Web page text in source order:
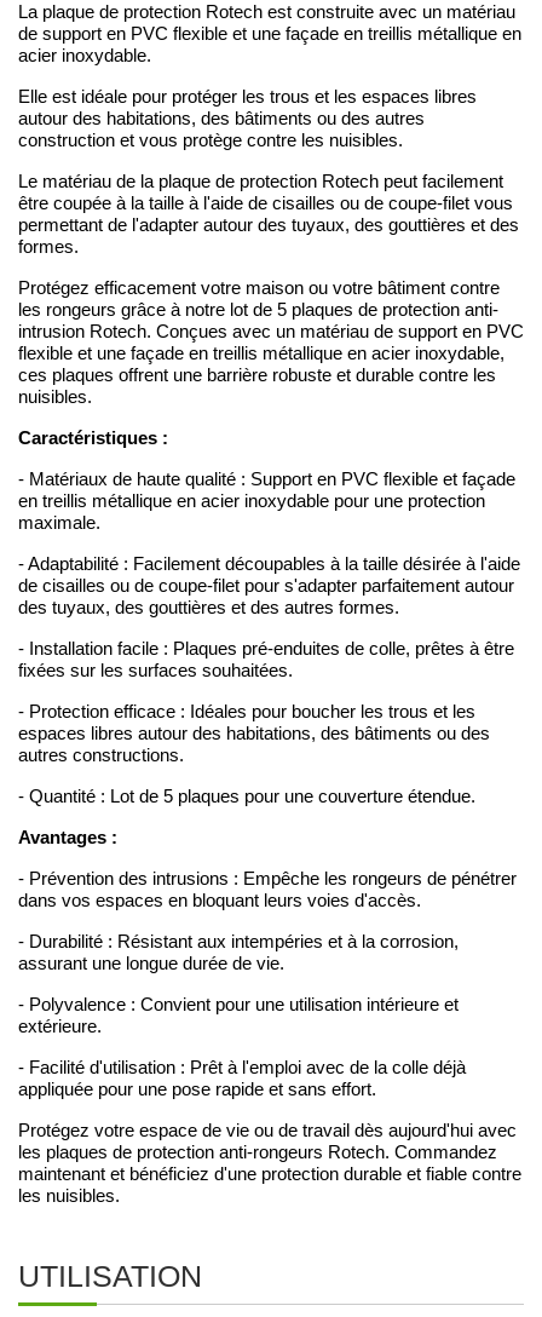
La plaque de protection Rotech est construite avec un matériau
de support en PVC flexible et une façade en treillis métallique en
acier inoxydable.
Elle est idéale pour protéger les trous et les espaces libres
autour des habitations, des bâtiments ou des autres
construction et vous protège contre les nuisibles.
Le matériau de la plaque de protection Rotech peut facilement
être coupée à la taille à l'aide de cisailles ou de coupe-filet vous
permettant de l'adapter autour des tuyaux, des gouttières et des
formes.
Protégez efficacement votre maison ou votre bâtiment contre
les rongeurs grâce à notre lot de 5 plaques de protection anti-
intrusion Rotech. Conçues avec un matériau de support en PVC
flexible et une façade en treillis métallique en acier inoxydable,
ces plaques offrent une barrière robuste et durable contre les
nuisibles.
Caractéristiques :
- Matériaux de haute qualité : Support en PVC flexible et façade
en treillis métallique en acier inoxydable pour une protection
maximale.
- Adaptabilité : Facilement découpables à la taille désirée à l'aide
de cisailles ou de coupe-filet pour s'adapter parfaitement autour
des tuyaux, des gouttières et des autres formes.
- Installation facile : Plaques pré-enduites de colle, prêtes à être
fixées sur les surfaces souhaitées.
- Protection efficace : Idéales pour boucher les trous et les
espaces libres autour des habitations, des bâtiments ou des
autres constructions.
- Quantité : Lot de 5 plaques pour une couverture étendue.
Avantages :
- Prévention des intrusions : Empêche les rongeurs de pénétrer
dans vos espaces en bloquant leurs voies d'accès.
- Durabilité : Résistant aux intempéries et à la corrosion,
assurant une longue durée de vie.
- Polyvalence : Convient pour une utilisation intérieure et
extérieure.
- Facilité d'utilisation : Prêt à l'emploi avec de la colle déjà
appliquée pour une pose rapide et sans effort.
Protégez votre espace de vie ou de travail dès aujourd'hui avec
les plaques de protection anti-rongeurs Rotech. Commandez
maintenant et bénéficiez d'une protection durable et fiable contre
les nuisibles.
UTILISATION